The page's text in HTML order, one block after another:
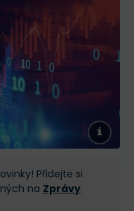
Přidejte si
na Zprávy